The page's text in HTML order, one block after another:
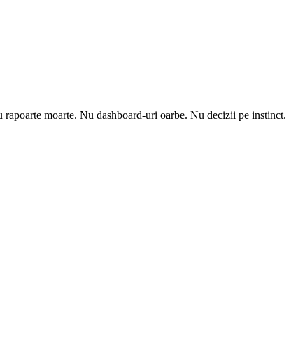
moarte. Nu dashboard-uri oarbe. Nu decizii pe instinct.